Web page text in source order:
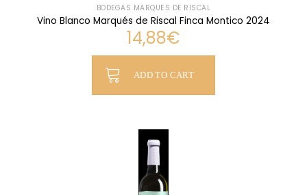
BODEGAS MARQUÉS DE RISCAL
Vino Blanco Marqués de Riscal Finca Montico 2024
14,88€
ADD TO CART